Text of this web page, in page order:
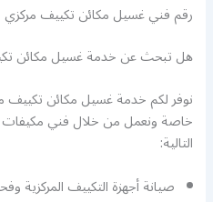
رقم فني غسيل مكائن تكييف مركزي
هل تبحث عن خدمة غسيل مكائن
نوفر لكم خدمة غسيل مكائن تكييف
خاصة ونعمل من خلال فني مكيفات
التالية:
صيانة أجهزة التكييف المركزية